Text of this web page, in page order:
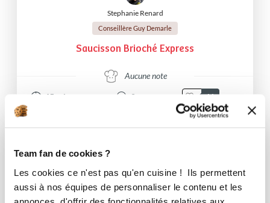
Team fan de cookies ?
Les cookies ce n'est pas qu'en cuisine ! Ils permettent
aussi à nos équipes de personnaliser le contenu et les
annonces, d'offrir des fonctionnalités relatives aux
Stephanie Renard
Conseillère Guy Demarle
Saucisson Brioché Express
Aucune note
45 min 0 11